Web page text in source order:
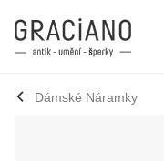
Dámské Náramky